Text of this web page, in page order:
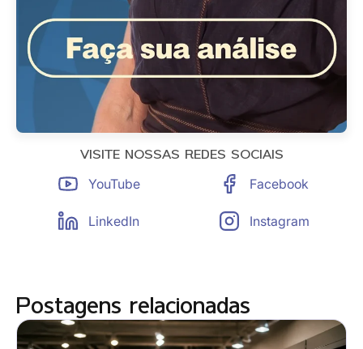
VISITE NOSSAS REDES SOCIAIS
YouTube
LinkedIn
Facebook
Instagram
Postagens relacionadas